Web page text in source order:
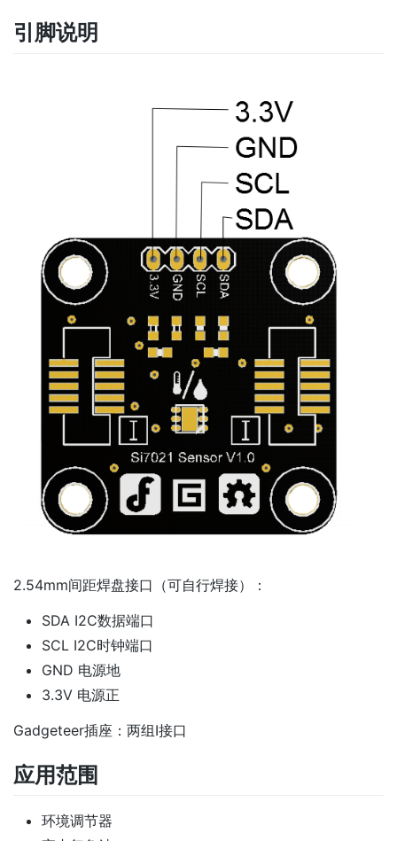
引脚说明
2.54mm间距焊盘接口（可自行焊接）：
SDA I2C数据端口
SCL I2C时钟端口
GND 电源地
3.3V 电源正
Gadgeteer插座：两组I接口
应用范围
环境调节器